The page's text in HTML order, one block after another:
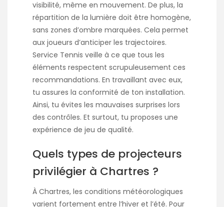
visibilité, même en mouvement. De plus, la
répartition de la lumière doit être homogène,
sans zones d’ombre marquées. Cela permet
aux joueurs d’anticiper les trajectoires.
Service Tennis veille à ce que tous les
éléments respectent scrupuleusement ces
recommandations. En travaillant avec eux,
tu assures la conformité de ton installation.
Ainsi, tu évites les mauvaises surprises lors
des contrôles. Et surtout, tu proposes une
expérience de jeu de qualité.
Quels types de projecteurs
privilégier à Chartres ?
À Chartres, les conditions météorologiques
varient fortement entre l’hiver et l’été. Pour